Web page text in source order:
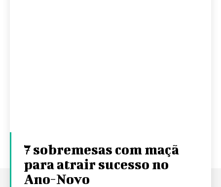
7 sobremesas com maçã
para atrair sucesso no
Ano-Novo